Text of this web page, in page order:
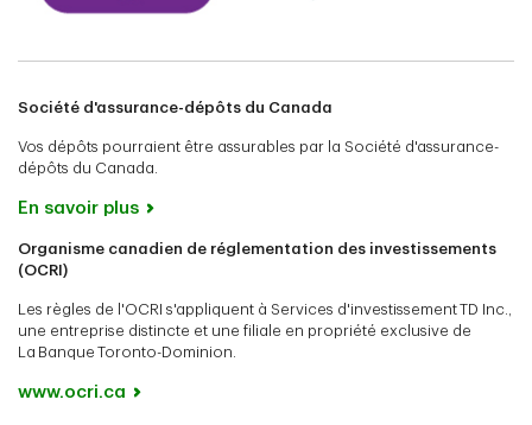
Société d'assurance-dépôts du Canada
Vos dépôts pourraient être assurables par la Société d'assurance-
dépôts du Canada.
En savoir plus
Organisme canadien de réglementation des investissements
(OCRI)
Les règles de l'OCRI s'appliquent à Services d'investissement TD Inc.,
une entreprise distincte et une filiale en propriété exclusive de
La Banque Toronto-Dominion.
www.ocri.ca